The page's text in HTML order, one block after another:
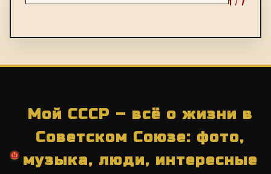
Мой СССР – всё о жизни в
Советском Союзе: фото,
музыка, люди, интересные